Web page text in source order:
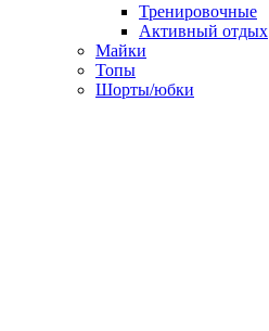
Тренировочные
Активный отдых
Майки
Топы
Шорты/юбки